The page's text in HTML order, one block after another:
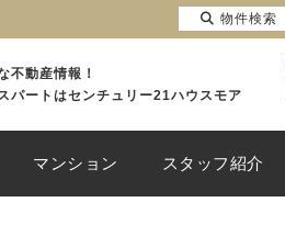
不動産情報！
パートはセンチュリー21ハウスモア
マンション スタッフ紹介
物件検索